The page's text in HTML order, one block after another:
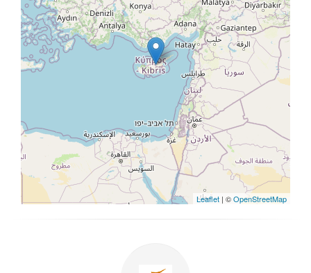
Leaflet | ©OpenStreetMap